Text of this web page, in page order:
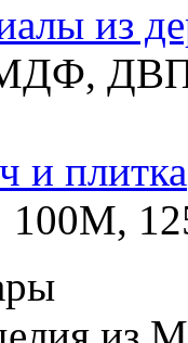
из
ДВП,
и плитка
100М,